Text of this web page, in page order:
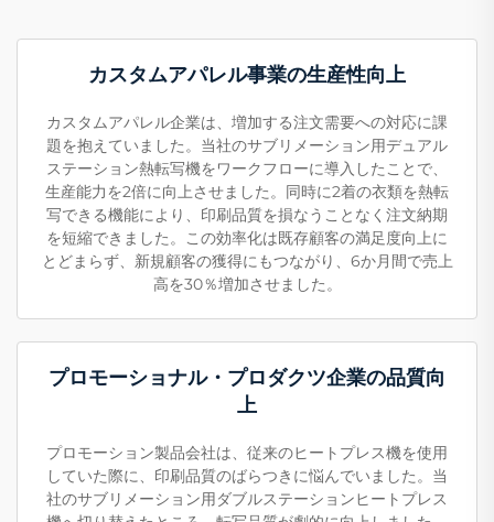
カスタムアパレル事業の生産性向上
カスタムアパレル企業は、増加する注文需要への対応に課
題を抱えていました。当社のサブリメーション用デュアル
ステーション熱転写機をワークフローに導入したことで、
生産能力を2倍に向上させました。同時に2着の衣類を熱転
写できる機能により、印刷品質を損なうことなく注文納期
を短縮できました。この効率化は既存顧客の満足度向上に
とどまらず、新規顧客の獲得にもつながり、6か月間で売上
高を30％増加させました。
プロモーショナル・プロダクツ企業の品質向
上
プロモーション製品会社は、従来のヒートプレス機を使用
していた際に、印刷品質のばらつきに悩んでいました。当
社のサブリメーション用ダブルステーションヒートプレス